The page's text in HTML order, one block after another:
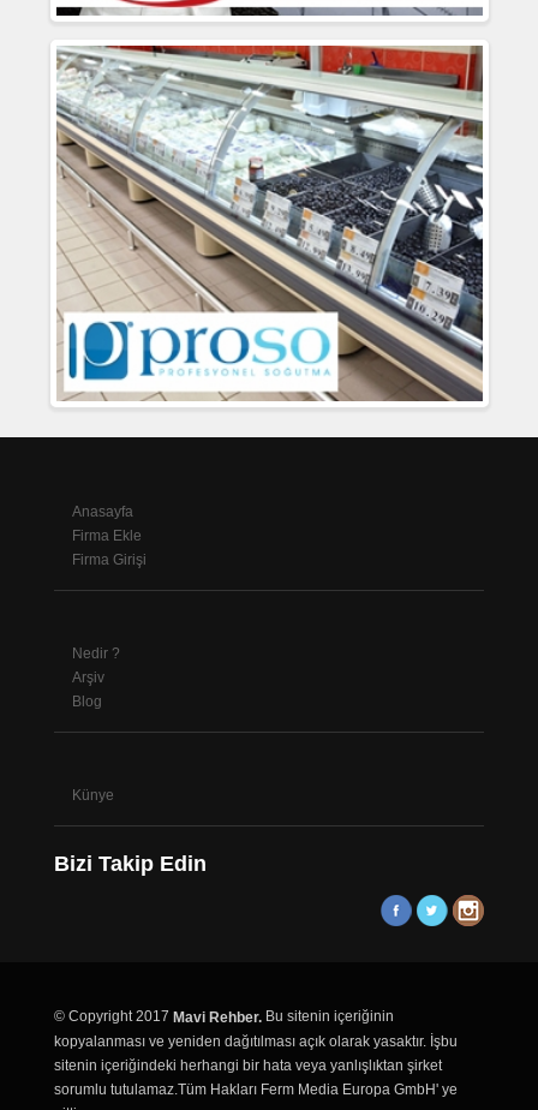
Anasayfa
Firma Ekle
Firma Girişi
Nedir ?
Arşiv
Blog
Künye
Bizi Takip Edin
© Copyright 2017 Mavi Rehber. Bu sitenin içeriğinin
kopyalanması ve yeniden dağıtılması açık olarak yasaktır. İşbu
sitenin içeriğindeki herhangi bir hata veya yanlışlıktan şirket
sorumlu tutulamaz.Tüm Hakları Ferm Media Europa GmbH' ye